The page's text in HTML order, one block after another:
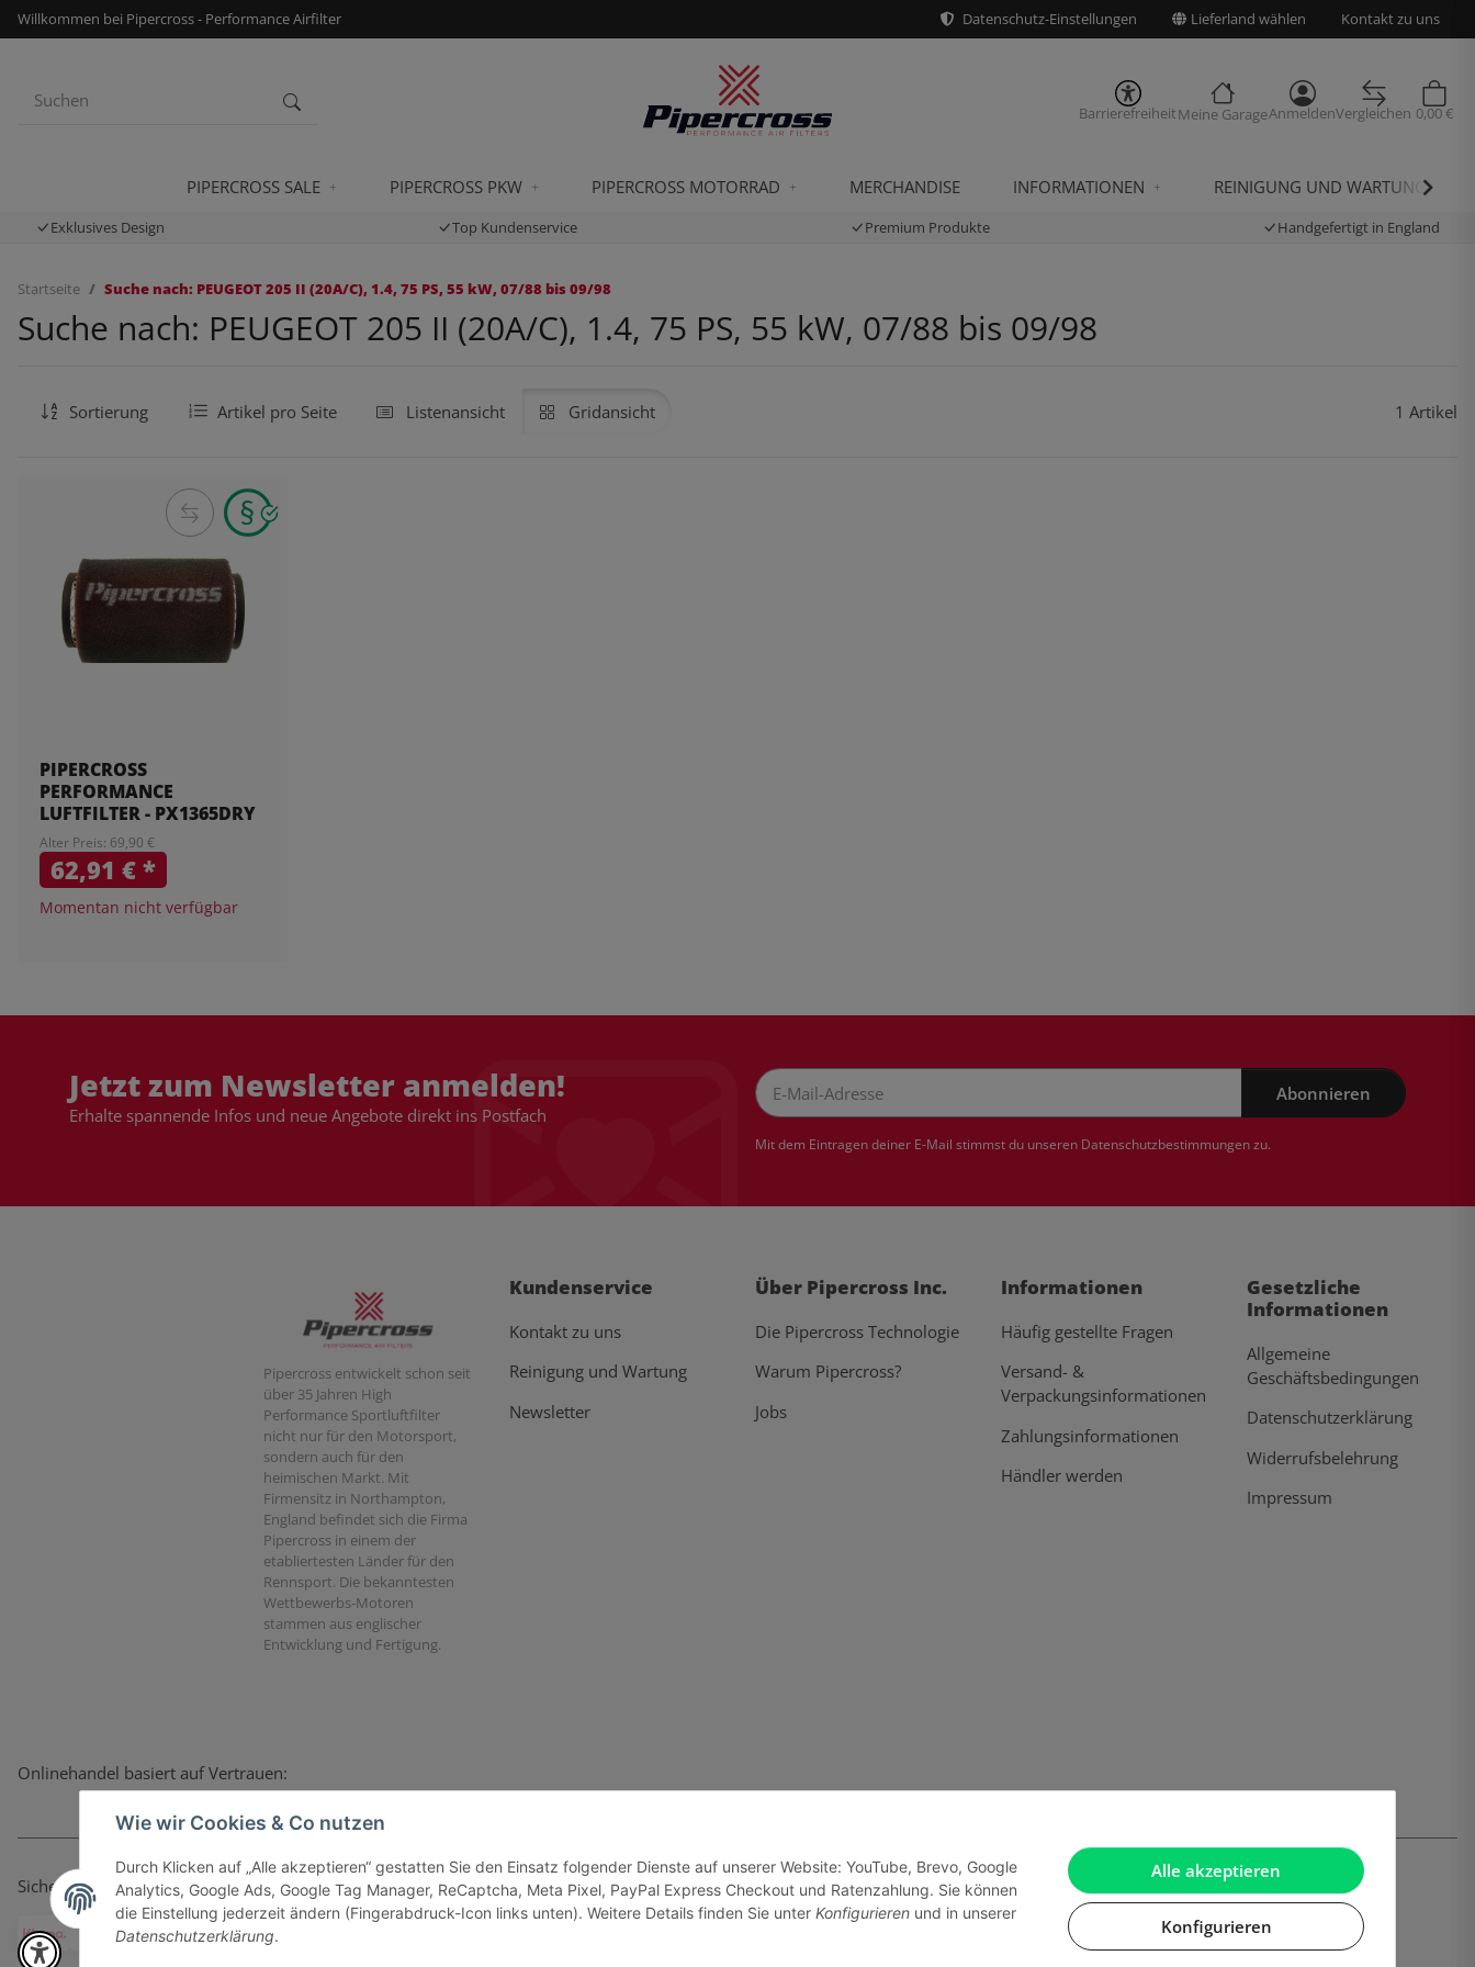
Alle akzeptieren
Konfigurieren
Wie wir Cookies & Co nutzen
Durch Klicken auf „Alle akzeptieren“ gestatten Sie den Einsatz folgender Dienste auf unserer Website: YouTube, Brevo, Google
Analytics, Google Ads, Google Tag Manager, ReCaptcha, Meta Pixel, PayPal Express Checkout und Ratenzahlung. Sie können
die Einstellung jederzeit ändern (Fingerabdruck-Icon links unten). Weitere Details finden Sie unter Konfigurieren und in unserer
Datenschutzerklärung.
Willkommen bei Pipercross - Performance Airfilter Datenschutz-Einstellungen Lieferland wählen Kontakt zu uns
BarrierefreiheitMeine GarageAnmeldenVergleichen 0,00 €
PIPERCROSS SALE PIPERCROSS PKW PIPERCROSS MOTORRAD MERCHANDISE INFORMATIONEN REINIGUNG UND WARTUNG
Exklusives Design Top Kundenservice Premium Produkte Handgefertigt in England
Startseite Suche nach: PEUGEOT 205 II (20A/C), 1.4, 75 PS, 55 kW, 07/88 bis 09/98
Suche nach: PEUGEOT 205 II (20A/C), 1.4, 75 PS, 55 kW, 07/88 bis 09/98
Sortierung Artikel pro Seite Listenansicht Gridansicht 1 Artikel
PIPERCROSS
PERFORMANCE
LUFTFILTER - PX1365DRY
Alter Preis: 69,90 €
62,91 €*
Momentan nicht verfügbar
Jetzt zum Newsletter anmelden!
Erhalte spannende Infos und neue Angebote direkt ins Postfach
Abonnieren
Mit dem Eintragen deiner E-Mail stimmst du unseren Datenschutzbestimmungenzu.
Pipercross entwickelt schon seit
über 35 Jahren High
Performance Sportluftfilter
nicht nur für den Motorsport,
sondern auch für den
heimischen Markt. Mit
Firmensitz in Northampton,
England befindet sich die Firma
Pipercross in einem der
etabliertesten Länder für den
Rennsport. Die bekanntesten
Wettbewerbs-Motoren
stammen aus englischer
Entwicklung und Fertigung.
Kundenservice
Kontakt zu uns
Reinigung und Wartung
Newsletter
Über Pipercross Inc.
Die Pipercross Technologie
Warum Pipercross?
Jobs
Informationen
Häufig gestellte Fragen
Versand- &
Verpackungsinformationen
Zahlungsinformationen
Händler werden
Gesetzliche
Informationen
Allgemeine
Geschäftsbedingungen
Datenschutzerklärung
Widerrufsbelehrung
Impressum
Onlinehandel basiert auf Vertrauen:
Sicher bezahlen via: